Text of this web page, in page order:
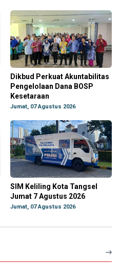
Dikbud Perkuat Akuntabilitas
Pengelolaan Dana BOSP
Kesetaraan
Jumat, 07 Agustus 2026
SIM Keliling Kota Tangsel
Jumat 7 Agustus 2026
Jumat, 07 Agustus 2026